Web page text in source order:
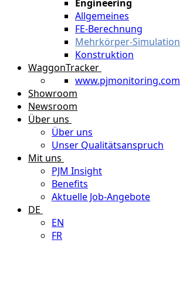
Engineering
Allgemeines
FE-Berechnung
Mehrkörper-Simulation
Konstruktion
WaggonTracker
www.pjmonitoring.com
Showroom
Newsroom
Über uns
Über uns
Unser Qualitätsanspruch
Mit uns
PJM Insight
Benefits
Aktuelle Job-Angebote
DE
EN
FR